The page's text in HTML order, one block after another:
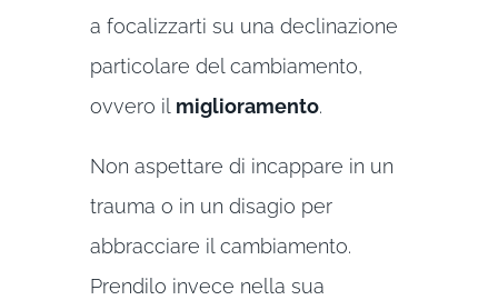
a focalizzarti su una declinazione
particolare del cambiamento,
ovvero il miglioramento.
Non aspettare di incappare in un
trauma o in un disagio per
abbracciare il cambiamento.
Prendilo invece nella sua